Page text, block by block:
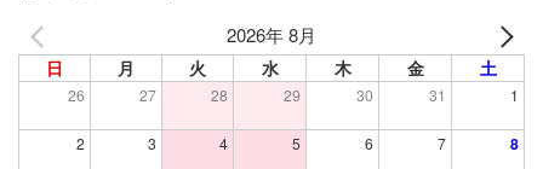
2026年 8月
日 月 火 水 木 金 土
26 27 28 29 30 31 1
2 3 4 5 6 7 8